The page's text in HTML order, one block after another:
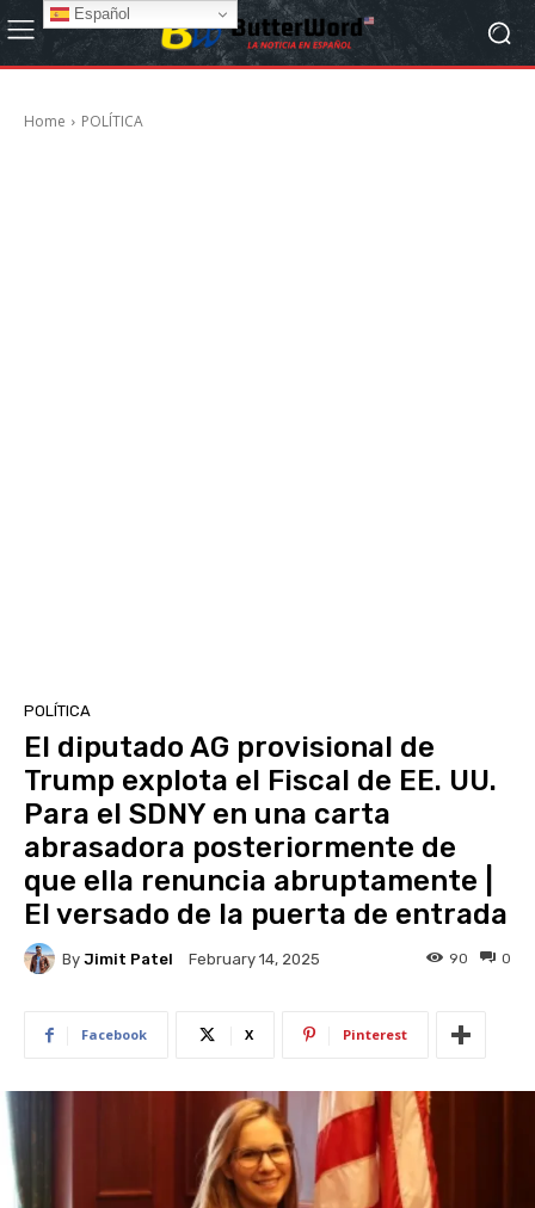
Home POLÍTICA
POLÍTICA
El diputado AG provisional de
Trump explota el Fiscal de EE. UU.
Para el SDNY en una carta
abrasadora posteriormente de
que ella renuncia abruptamente |
El versado de la puerta de entrada
By Jimit Patel February 14, 2025 0
90
Facebook X Pinterest
Español